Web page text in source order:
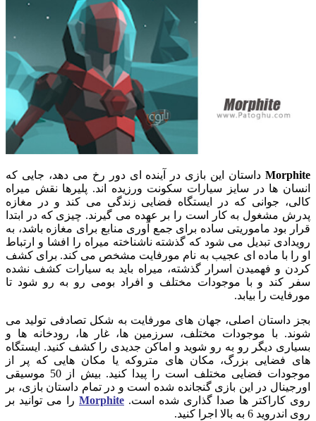
Morphite داستان این بازی در آینده ای دور رخ می دهد، جایی که
انسان ها در سایز سیارات سکونت ورزیده اند. پلیرها نقش میراه
کالی، جوانی که در ایستگاه فضایی زندگی می کند و در مغازه
پدرش مشغول به کار است را بر عهده می گیرند. چیزی که در ابتدا
قرار بود ماموریتی ساده برای جمع آوری منابع برای مغازه باشد، به
رویدادی تبدیل می شود که گذشته ناشناخته میراه را افشا و ارتباط
او را با ماده ای عجیب به نام مورفایت مشخص می کند. برای کشف
کردن و فهمیدن اسرار گذشته، میراه باید به سیارات کشف نشده
سفر کند و با موجودات مختلف و افراد بومی رو به رو شود تا
مورفایت را بیابد.
بجز داستان اصلی، جهان های مورفایت به شکل تصادفی تولید می
شوند. با موجودات مختلف، سرزمین ها، غار ها، رودخانه ها و
بسیاری دیگر رو به رو شوید و اماکن جدیدی را کشف کنید. ایستگاه
های فضایی بزرگ، مکان های متروکه یا مکان هایی که پر از
موجودات فضایی مختلف است را پیدا کنید. بیش از 50 موسیقی
اورجینال در این بازی گنجانده شده است و در تمام داستان بازی، بر
روی کاراکتر ها صدا گذاری شده است. Morphite را می توانید بر
روی اندروید 6 به بالا اجرا کنید.